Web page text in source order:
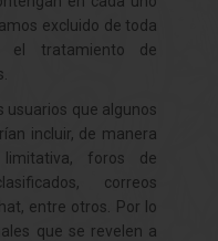
excluido de toda
el tratamiento de
usuarios que algunos
incluir, de manera
foros de
correos
entre otros. Por lo
que se revelen a